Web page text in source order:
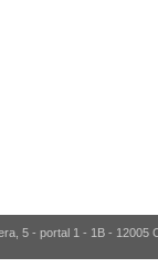
5 - portal 1 - 1B - 12005